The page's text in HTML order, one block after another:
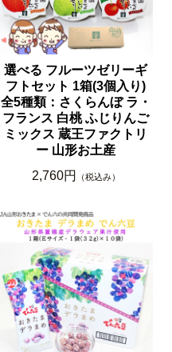
選べる フルーツゼリーギ
フトセット 1箱(3個入り)
全5種類：さくらんぼ ラ・
フランス 白桃 ふじりんご
ミックス 蔵王ファクトリ
ー 山形お土産
2,760円
（税込み）